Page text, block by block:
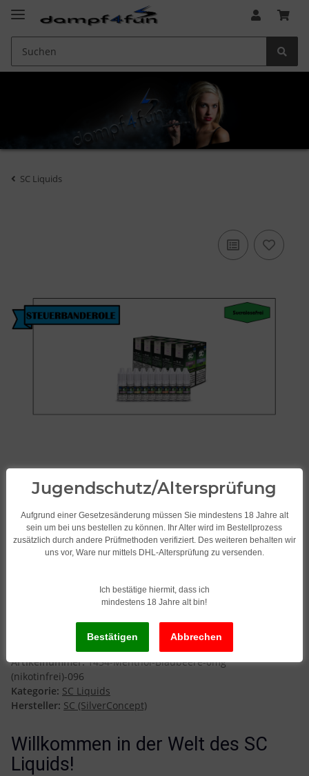
SC Liquids
verschiedene
Geschmacksrichtungen Menthol-
Blaubeere 0mg (nikotinfrei)
Artikelnummer:1454-Menthol-Blaubeere-0mg
(nikotinfrei)-096
Kategorie: SC Liquids
Hersteller: SC (SilverConcept)
Willkommen in der Welt des SC
Liquids!
Jugendschutz/Altersprüfung
Aufgrund einer Gesetzesänderung müssen Sie mindestens 18 Jahre alt
sein um bei uns bestellen zu können. Ihr Alter wird im Bestellprozess
zusätzlich durch andere Prüfmethoden verifiziert. Des weiteren behalten wir
uns vor, Ware nur mittels DHL-Altersprüfung zu versenden.
Ich bestätige hiermit, dass ich
mindestens 18 Jahre alt bin!